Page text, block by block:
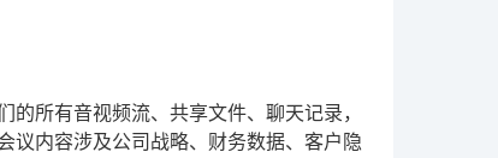
所有音视频流、共享文件、聊天记录，
议内容涉及公司战略、财务数据、客户隐